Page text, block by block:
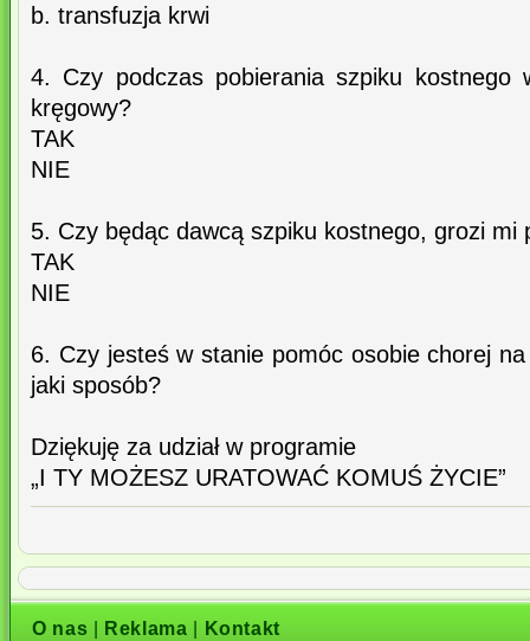
b. transfuzja krwi
4. Czy podczas pobierania szpiku kostnego
kręgowy?
TAK
NIE
5. Czy będąc dawcą szpiku kostnego, grozi mi
TAK
NIE
6. Czy jesteś w stanie pomóc osobie chorej
jaki sposób?
Dziękuję za udział w programie
„I TY MOŻESZ URATOWAĆ KOMUŚ ŻYCIE”
O nas Reklama Kontakt